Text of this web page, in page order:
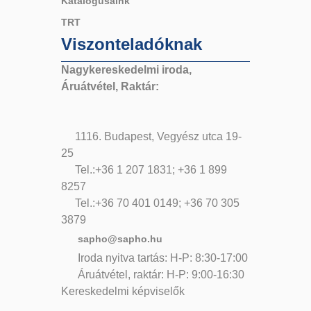
TRT
Viszonteladóknak
Nagykereskedelmi iroda,
Áruátvétel, Raktár:
1116. Budapest, Vegyész utca 19-
25
Tel.:+36 1 207 1831; +36 1 899
8257
Tel.:+36 70 401 0149; +36 70 305
3879
sapho@sapho.hu
Iroda nyitva tartás: H-P: 8:30-17:00
Áruátvétel, raktár: H-P: 9:00-16:30
Kereskedelmi képviselők